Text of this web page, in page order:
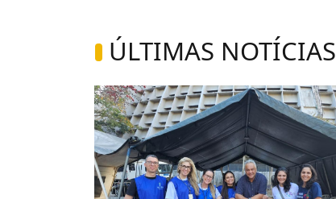
ÚLTIMAS NOTÍCIAS